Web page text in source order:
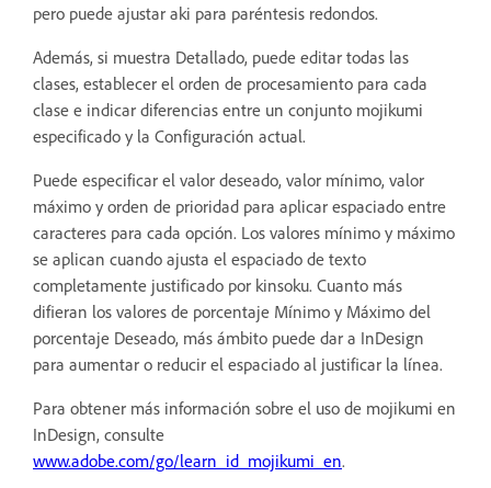
pero puede ajustar aki para paréntesis redondos.
Además, si muestra Detallado, puede editar todas las
clases, establecer el orden de procesamiento para cada
clase e indicar diferencias entre un conjunto mojikumi
especificado y la Configuración actual.
Puede especificar el valor deseado, valor mínimo, valor
máximo y orden de prioridad para aplicar espaciado entre
caracteres para cada opción. Los valores mínimo y máximo
se aplican cuando ajusta el espaciado de texto
completamente justificado por kinsoku. Cuanto más
difieran los valores de porcentaje Mínimo y Máximo del
porcentaje Deseado, más ámbito puede dar a InDesign
para aumentar o reducir el espaciado al justificar la línea.
Para obtener más información sobre el uso de mojikumi en
InDesign, consulte
www.adobe.com/go/learn_id_mojikumi_en.